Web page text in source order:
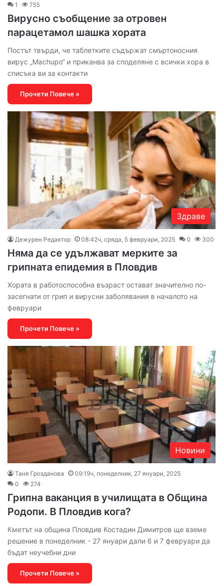
1
755
Вирусно съобщение за отровен
парацетамол шашка хората
Постът твърди, че таблетките съдържат смъртоносния
вирус „Machupo“ и приканва за споделяне с всички хора в
списъка ви за контакти
Прочети Повече »
Здраве
Дежурен Редактор 08:42ч, сряда, 5 февруари, 2025 0 300
Няма да се удължават мерките за
грипната епидемия в Пловдив
Хората в работоспособна възраст остават значително по-
засегнати от грип и вирусни заболявания в началото на
февруари
Прочети Повече »
Новини
Таня Грозданова
09:19ч, понеделник, 27 януари, 2025
0
274
Грипна ваканция в училищата в Община
Родопи. В Пловдив кога?
Кметът на община Пловдив Костадин Димитров ще вземе
решение в понеделник - 27 януари дали 6 и 7 февруари да
бъдат неучебни дни
Прочети Повече »